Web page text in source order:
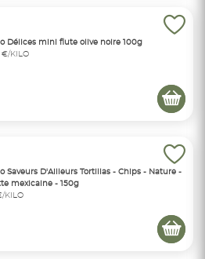
Délices mini flute olive noire 100g
€/KILO
Saveurs D'Ailleurs Tortillas - Chips - Nature -
mexicaine - 150g
KILO